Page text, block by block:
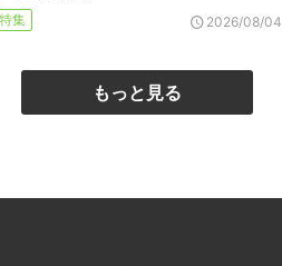
特集 2026/08/04
もっと見る